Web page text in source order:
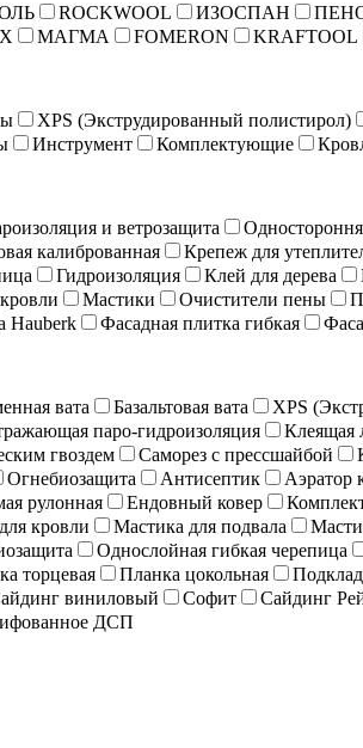
ROCKWOOL ИЗОСПАН
МАГМА FOMERON KRAFTOOL
XPS (Экструдированный полистирол)
Инструмент Комплектующие
и ветрозащита
калиброванная Крепеж для
Гидроизоляция Клей для дерева
Мастики Очистители пены
Hauberk Фасадная плитка гибкая
вата Базальтовая вата XPS
паро-гидроизоляция Клеящая
гвоздем
Саморез с прессшайбой
Огнебиозащита Антисептик Аэратор
рулонная Ендовный ковер
кровли Мастика для подвала
Однослойная гибкая черепица
торцевая Планка цокольная
виниловый Софит Сайдинг
ДСП